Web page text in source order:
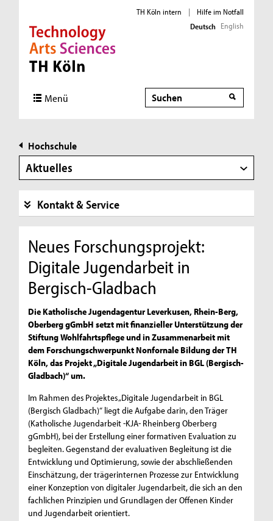
Direkt zur Hauptnavigation
Direkt zur Subnavigation
Direkt zum Inhalt
Direkt zum Fußbereich
TH Köln intern |
Hilfe im Notfall
Deutsch English
Menü Suche
Hochschule
Aktuelles
Kontakt & Service
Neues Forschungsprojekt:
Digitale Jugendarbeit in
Bergisch-Gladbach
Die Katholische Jugendagentur Leverkusen, Rhein-Berg,
Oberberg gGmbH setzt mit finanzieller Unterstützung der
Stiftung Wohlfahrtspflege und in Zusammenarbeit mit
dem Forschungschwerpunkt Nonfornale Bildung der TH
Köln, das Projekt „Digitale Jugendarbeit in BGL (Bergisch-
Gladbach)“ um.
Im Rahmen des Projektes „Digitale Jugendarbeit in BGL
(Bergisch Gladbach)“ liegt die Aufgabe darin, den Träger
(Katholische Jugendarbeit -KJA- Rheinberg Oberberg
gGmbH), bei der Erstellung einer formativen Evaluation zu
begleiten. Gegenstand der evaluativen Begleitung ist die
Entwicklung und Optimierung, sowie der abschließenden
Einschätzung, der trägerinternen Prozesse zur Entwicklung
einer Konzeption von digitaler Jugendarbeit, die sich an den
fachlichen Prinzipien und Grundlagen der Offenen Kinder
und Jugendarbeit orientiert.